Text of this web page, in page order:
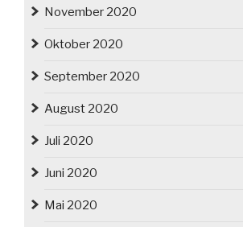
November 2020
Oktober 2020
September 2020
August 2020
Juli 2020
Juni 2020
Mai 2020